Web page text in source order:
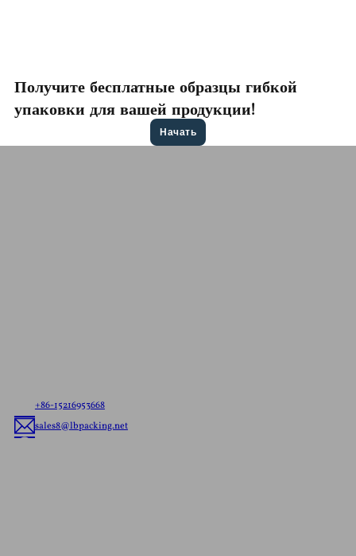
Получите бесплатные образцы гибкой
упаковки для вашей продукции!
Начать
+86-15216953668
sales8@lbpacking.net